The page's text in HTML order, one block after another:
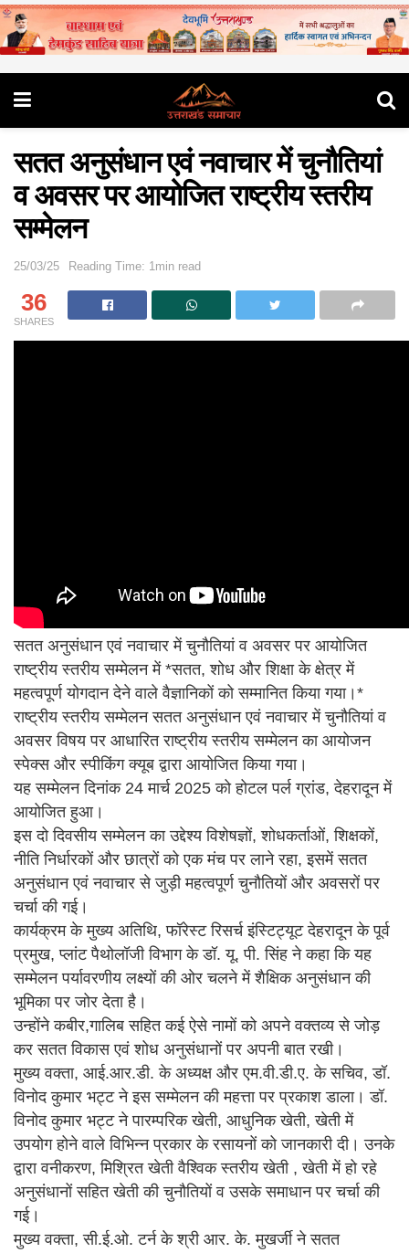
सतत अनुसंधान एवं नवाचार में चुनौतियां
व अवसर पर आयोजित राष्ट्रीय स्तरीय
सम्मेलन
25/03/25 Reading Time: 1min read
36
SHARES
सतत अनुसंधान एवं नवाचार में चुनौतियां व अवसर पर आयोजित
राष्ट्रीय स्तरीय सम्मेलन में *सतत, शोध और शिक्षा के क्षेत्र में
महत्वपूर्ण योगदान देने वाले वैज्ञानिकों को सम्मानित किया गया।*
राष्ट्रीय स्तरीय सम्मेलन सतत अनुसंधान एवं नवाचार में चुनौतियां व
अवसर विषय पर आधारित राष्ट्रीय स्तरीय सम्मेलन का आयोजन
स्पेक्स और स्पीकिंग क्यूब द्वारा आयोजित किया गया।
यह सम्मेलन दिनांक 24 मार्च 2025 को होटल पर्ल ग्रांड, देहरादून में
आयोजित हुआ।
इस दो दिवसीय सम्मेलन का उद्देश्य विशेषज्ञों, शोधकर्ताओं, शिक्षकों,
नीति निर्धारकों और छात्रों को एक मंच पर लाने रहा, इसमें सतत
अनुसंधान एवं नवाचार से जुड़ी महत्वपूर्ण चुनौतियों और अवसरों पर
चर्चा की गई।
कार्यक्रम के मुख्य अतिथि, फॉरेस्ट रिसर्च इंस्टिट्यूट देहरादून के पूर्व
प्रमुख, प्लांट पैथोलॉजी विभाग के डॉ. यू. पी. सिंह ने कहा कि यह
सम्मेलन पर्यावरणीय लक्ष्यों की ओर चलने में शैक्षिक अनुसंधान की
भूमिका पर जोर देता है।
उन्होंने कबीर,गालिब सहित कई ऐसे नामों को अपने वक्तव्य से जोड़
कर सतत विकास एवं शोध अनुसंधानों पर अपनी बात रखी।
मुख्य वक्ता, आई.आर.डी. के अध्यक्ष और एम.वी.डी.ए. के सचिव, डॉ.
विनोद कुमार भट्ट ने इस सम्मेलन की महत्ता पर प्रकाश डाला। डॉ.
विनोद कुमार भट्ट ने पारम्परिक खेती, आधुनिक खेती, खेती में
उपयोग होने वाले विभिन्न प्रकार के रसायनों को जानकारी दी। उनके
द्वारा वनीकरण, मिश्रित खेती वैश्विक स्तरीय खेती , खेती में हो रहे
अनुसंधानों सहित खेती की चुनौतियों व उसके समाधान पर चर्चा की
गई।
मुख्य वक्ता, सी.ई.ओ. टर्न के श्री आर. के. मुखर्जी ने सतत